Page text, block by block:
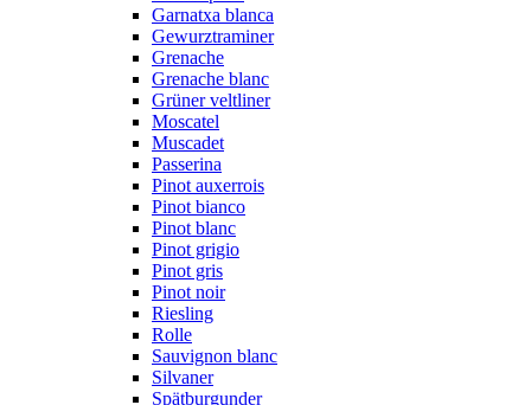
Garnatxa blanca
Gewurztraminer
Grenache
Grenache blanc
Grüner veltliner
Moscatel
Muscadet
Passerina
Pinot auxerrois
Pinot bianco
Pinot blanc
Pinot grigio
Pinot gris
Pinot noir
Riesling
Rolle
Sauvignon blanc
Silvaner
Spätburgunder